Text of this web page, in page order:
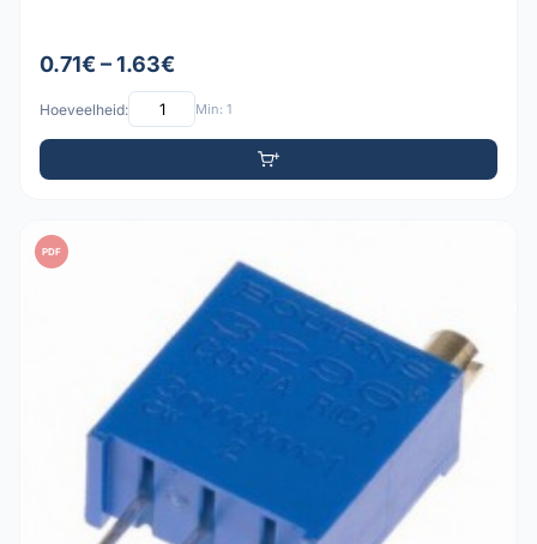
0.71€ – 1.63€
Hoeveelheid: Min: 1
PDF